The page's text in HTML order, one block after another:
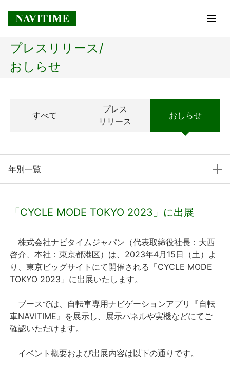
トップページ
経営理念
プレスリリース
プレスリリース
おしらせ
サービス
個人向けサービス
法人向けサービス
プレスリリース/
おしらせ
すべて
プレス
リリース
おしらせ
年別一覧
「CYCLE MODE TOKYO 2023」に出展
株式会社ナビタイムジャパン（代表取締役社長：大西
啓介、本社：東京都港区）は、2023年4月15日（土）よ
り、東京ビッグサイトにて開催される「CYCLE MODE
TOKYO 2023」に出展いたします。
ブースでは、自転車専用ナビゲーションアプリ『自転
車NAVITIME』を展示し、展示パネルや実機などにてご
確認いただけます。
イベント概要および出展内容は以下の通りです。